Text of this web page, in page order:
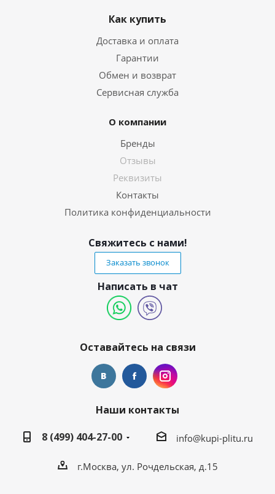
Как купить
Доставка и оплата
Гарантии
Обмен и возврат
Сервисная служба
О компании
Бренды
Отзывы
Реквизиты
Контакты
Политика конфиденциальности
Свяжитесь с нами!
Заказать звонок
Написать в чат
Оставайтесь на связи
Наши контакты
8 (499) 404-27-00
info@kupi-plitu.ru
г.Москва, ул. Рочдельская, д.15